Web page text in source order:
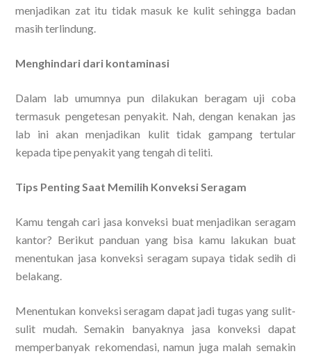
menjadikan zat itu tidak masuk ke kulit sehingga badan
masih terlindung.
Menghindari dari kontaminasi
Dalam lab umumnya pun dilakukan beragam uji coba
termasuk pengetesan penyakit. Nah, dengan kenakan jas
lab ini akan menjadikan kulit tidak gampang tertular
kepada tipe penyakit yang tengah di teliti.
Tips Penting Saat Memilih Konveksi Seragam
Kamu tengah cari jasa konveksi buat menjadikan seragam
kantor? Berikut panduan yang bisa kamu lakukan buat
menentukan jasa konveksi seragam supaya tidak sedih di
belakang.
Menentukan konveksi seragam dapat jadi tugas yang sulit-
sulit mudah. Semakin banyaknya jasa konveksi dapat
memperbanyak rekomendasi, namun juga malah semakin